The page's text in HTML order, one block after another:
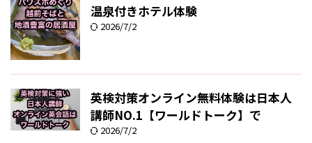
温泉付きホテル体験
2026/7/2
英検対策オンライン無料体験は日本人
講師NO.1【ワールドトーク】で
2026/7/2